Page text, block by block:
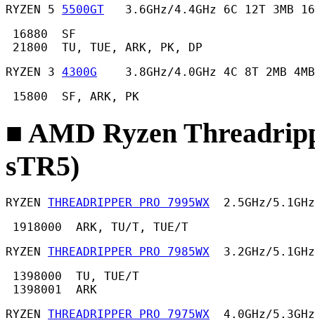
RYZEN 5 5500GT
3.6GHz/4.4GHz 6C 12T 3MB
16880  SF
21800  TU, TUE, ARK, PK, DP
RYZEN 3 4300G
3.8GHz/4.0GHz 4C 8T 2MB
15800  SF, ARK, PK
■ AMD Ryzen
sTR5)
RYZEN THREADRIPPER PRO 7995WX
2.5GHz/
1918000  ARK, TU/T, TUE/T
RYZEN THREADRIPPER PRO 7985WX
3.2GHz/
1398000  TU, TUE/T
1398001  ARK
RYZEN THREADRIPPER PRO 7975WX
4.0GHz/